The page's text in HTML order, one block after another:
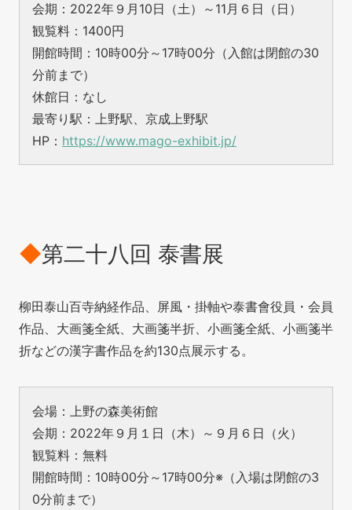
会期：2022年９月10日（土）～11月６日（日）
観覧料：1400円
開館時間：10時00分～17時00分（入館は閉館の30
分前まで）
休館日：なし
最寄り駅：上野駅、京成上野駅
HP： https://www.mago-exhibit.jp/
◆第二十八回 泰書展
柳田泰山百寺納経作品、屏風・掛軸や泰書會役員・会員
作品、大画箋全紙、大画箋半折、小画箋全紙、小画箋半
折などの漢字書作品を約130点展示する。
会場：上野の森美術館
会期：2022年９月１日（木）～９月６日（火）
観覧料：無料
開館時間：10時00分～17時00分※（入場は閉館の3
0分前まで）